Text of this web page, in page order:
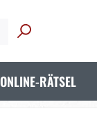
ONLINE-RÄTSEL